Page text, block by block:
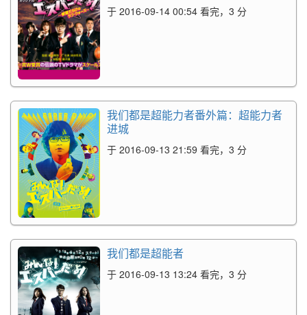
于 2016-09-14 00:54 看完，3 分
我们都是超能力者番外篇：超能力者
进城
于 2016-09-13 21:59 看完，3 分
我们都是超能者
于 2016-09-13 13:24 看完，3 分